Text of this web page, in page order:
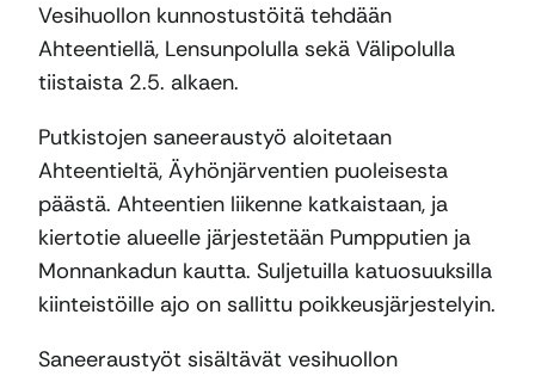
Vesihuollon kunnostustöitä tehdään
Ahteentiellä, Lensunpolulla sekä Välipolulla
tiistaista 2.5. alkaen.
Putkistojen saneeraustyö aloitetaan
Ahteentieltä, Äyhönjärventien puoleisesta
päästä. Ahteentien liikenne katkaistaan, ja
kiertotie alueelle järjestetään Pumpputien ja
Monnankadun kautta. Suljetuilla katuosuuksilla
kiinteistöille ajo on sallittu poikkeusjärjestelyin.
Saneeraustyöt sisältävät vesihuollon